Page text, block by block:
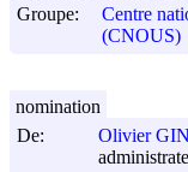
Groupe:
Centre
(CNOUS)
De:
Olivier
nomination